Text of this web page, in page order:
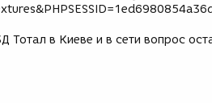
Тотал в Киеве и в сети вопрос